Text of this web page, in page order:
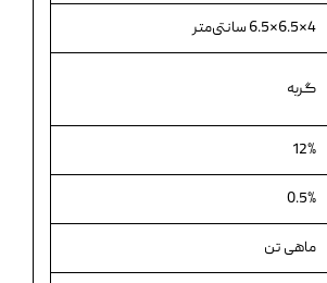
4×6.5×6.5 سانتی‌متر
گربه
12%
0.5%
ماهی تن